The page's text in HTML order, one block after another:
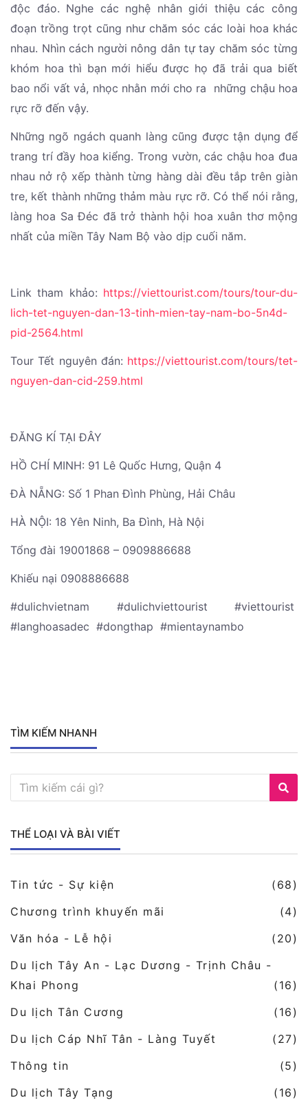
độc đáo. Nghe các nghệ nhân giới thiệu các công
đoạn trồng trọt cũng như chăm sóc các loài hoa khác
nhau. Nhìn cách người nông dân tự tay chăm sóc từng
khóm hoa thì bạn mới hiểu được họ đã trải qua biết
bao nổi vất vả, nhọc nhằn mới cho ra những chậu hoa
rực rỡ đến vậy.
Những ngõ ngách quanh làng cũng được tận dụng để
trang trí đầy hoa kiểng. Trong vườn, các chậu hoa đua
nhau nở rộ xếp thành từng hàng dài đều tắp trên giàn
tre, kết thành những thảm màu rực rỡ. Có thể nói rằng,
làng hoa Sa Đéc đã trở thành hội hoa xuân thơ mộng
nhất của miền Tây Nam Bộ vào dịp cuối năm.
Link tham khảo: https://viettourist.com/tours/tour-du-
lich-tet-nguyen-dan-13-tinh-mien-tay-nam-bo-5n4d-
pid-2564.html
Tour Tết nguyên đán: https://viettourist.com/tours/tet-
nguyen-dan-cid-259.html
ĐĂNG KÍ TẠI ĐÂY
HỒ CHÍ MINH: 91 Lê Quốc Hưng, Quận 4
ĐÀ NẴNG: Số 1 Phan Đình Phùng, Hải Châu
HÀ NỘI: 18 Yên Ninh, Ba Đình, Hà Nội
Tổng đài 19001868 – 0909886688
Khiếu nại 0908886688
#dulichvietnam #dulichviettourist #viettourist
#langhoasadec #dongthap #mientaynambo
TÌM KIẾM NHANH
THỂ LOẠI VÀ BÀI VIẾT
Tin tức - Sự kiện
(68)
Chương trình khuyến mãi
(4)
Văn hóa - Lễ hội
(20)
Du lịch Tây An - Lạc Dương - Trịnh Châu -
Khai Phong
(16)
Du lịch Tân Cương
(16)
Du lịch Cáp Nhĩ Tân - Làng Tuyết
(27)
Thông tin
(5)
Du lịch Tây Tạng
(16)